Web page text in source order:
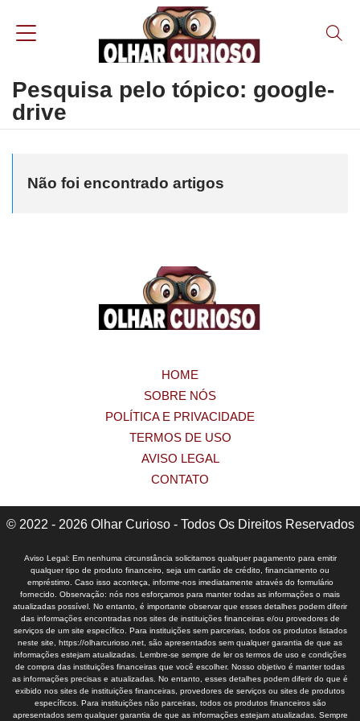
Pesquisa pelo tópico: google-
drive
Não foi encontrado artigos
HOME
SOBRE NÓS
POLÍTICA E PRIVACIDADE
TERMOS DE USO
AVISO LEGAL
CONTATO
© 2022 - 2026 Olhar Curioso - Todos Os Direitos Reservados
Aviso Legal: Em nenhuma circunstância solicitamos qualquer pagamento para emitir
qualquer tipo de produto financeiro, seja um cartão de crédito, financiamento ou
empréstimo. Caso isso aconteça, informe-nos imediatamente através do formulário
fornecido. Observação: nós nos esforçamos para manter todas as informações o mais
atualizadas possível. No entanto, é importante observar que esses detalhes podem diferir
das informações encontradas nos sites de instituições financeiras e/ou provedores de
serviços de um site específico. Para instituições sem parcerias, todos os produtos listados
neste site, https://olharcurioso.net, são apresentados sem qualquer garantia de que as
informações estejam atualizadas. Lembre-se sempre de ler os termos de uso e condições
de compra das instituições financeiras que você escolher. Nosso objetivo é manter todas
as informações precisas e atualizadas. No entanto, esses detalhes podem diferir do que é
exibido nos sites de instituições financeiras, provedores de serviços ou sites de produtos
específicos. Para instituições não parceiras, todos os produtos financeiros são
apresentados sem qualquer garantia de que as informações estejam atualizadas. Sempre